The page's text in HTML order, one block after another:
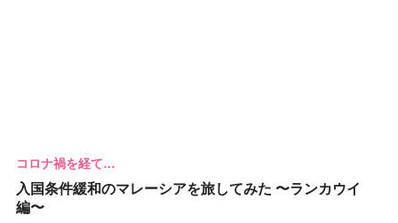
コロナ禍を経て…
入国条件緩和のマレーシアを旅してみた 〜ランカウイ
編〜